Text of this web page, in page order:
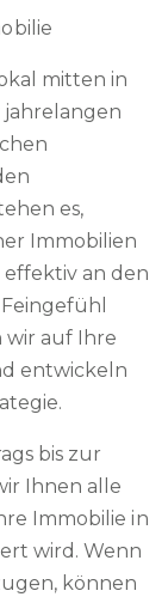
mitten in
es,
Immobilien
an den
auf Ihre
entwickeln
bis zur
Ihnen alle
Immobilie in
wird. Wenn
können